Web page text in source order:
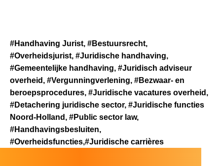
#Handhaving Jurist, #Bestuursrecht,
#Overheidsjurist, #Juridische handhaving,
#Gemeentelijke handhaving, #Juridisch adviseur
overheid, #Vergunningverlening, #Bezwaar- en
beroepsprocedures, #Juridische vacatures overheid,
#Detachering juridische sector, #Juridische functies
Noord-Holland, #Public sector law,
#Handhavingsbesluiten,
#Overheidsfuncties,#Juridische carrières